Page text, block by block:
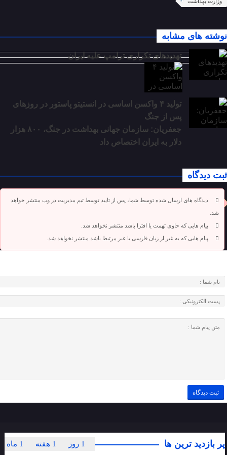
نوشته های مشابه
تهدیدهای تکراری ترامپ علیه ایران
تولید ۴ واکسن اساسی در انستیتو پاستور در روزهای
پس از جنگ
جعفریان: سازمان جهانی بهداشت در جنگ، ۸۰۰ هزار
دلار به ایران اختصاص داد
ثبت دیدگاه
دیدگاه های ارسال شده توسط شما، پس از تایید توسط تیم مدیریت در وب منتشر خواهد
شد.
پیام هایی که حاوی تهمت یا افترا باشد منتشر نخواهد شد.
پیام هایی که به غیر از زبان فارسی یا غیر مرتبط باشد منتشر نخواهد شد.
پر بازدید ترین ها 1 ماه 1 هفته 1 روز